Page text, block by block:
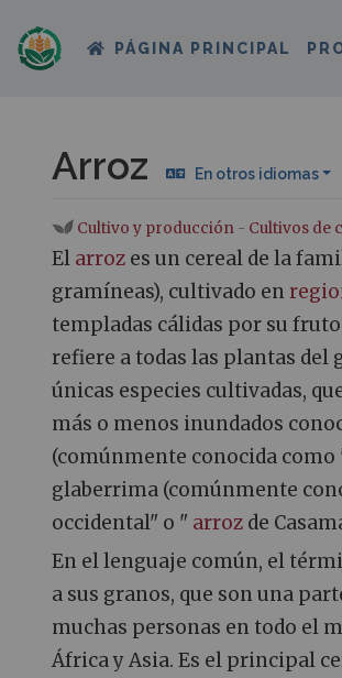
PÁGINA PRINCIPAL
Arroz En otros idiomas
Saltar a:navegación, buscar
Cultivo y producción - Cultivos de
El arroz es un cereal de la
gramíneas), cultivado en
templadas cálidas por su
refiere a todas las plantas del
únicas especies cultivadas,
más o menos inundados
(comúnmente conocida como
glaberrima (comúnmente
occidental" o " arroz de
En el lenguaje común, el
a sus granos, que son una
muchas personas en todo el
África y Asia. Es el principal